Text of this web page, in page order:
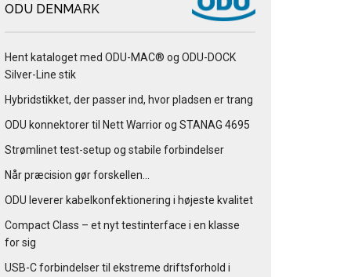
ODU DENMARK
Hent kataloget med ODU-MAC® og ODU-DOCK
Silver-Line stik
Hybridstikket, der passer ind, hvor pladsen er trang
ODU konnektorer til Nett Warrior og STANAG 4695
Strømlinet test-setup og stabile forbindelser
Når præcision gør forskellen…
ODU leverer kabelkonfektionering i højeste kvalitet
Compact Class – et nyt testinterface i en klasse
for sig
USB-C forbindelser til ekstreme driftsforhold i